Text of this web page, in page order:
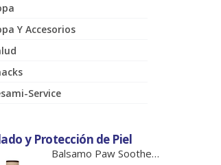
Y Accesorios
Service
y Protección de Piel
Balsamo Paw Soother Barra